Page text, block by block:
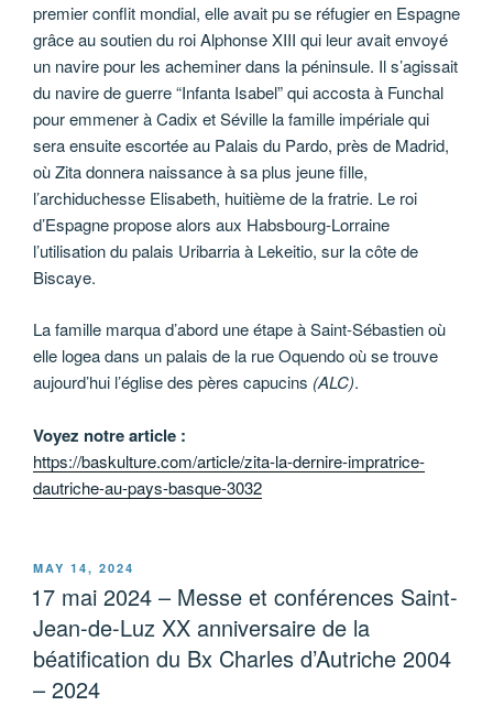
premier conflit mondial, elle avait pu se réfugier en Espagne
grâce au soutien du roi Alphonse XIII qui leur avait envoyé
un navire pour les acheminer dans la péninsule. Il s’agissait
du navire de guerre “Infanta Isabel” qui accosta à Funchal
pour emmener à Cadix et Séville la famille impériale qui
sera ensuite escortée au Palais du Pardo, près de Madrid,
où Zita donnera naissance à sa plus jeune fille,
l’archiduchesse Elisabeth, huitième de la fratrie. Le roi
d’Espagne propose alors aux Habsbourg-Lorraine
l’utilisation du palais Uribarria à Lekeitio, sur la côte de
Biscaye.
La famille marqua d’abord une étape à Saint-Sébastien où
elle logea dans un palais de la rue Oquendo où se trouve
aujourd’hui l’église des pères capucins (ALC).
Voyez notre article :
https://baskulture.com/article/zita-la-dernire-impratrice-
dautriche-au-pays-basque-3032
POSTED
ON
MAY 14, 2024
17 mai 2024 – Messe et conférences Saint-
Jean-de-Luz XX anniversaire de la
béatification du Bx Charles d’Autriche 2004
– 2024